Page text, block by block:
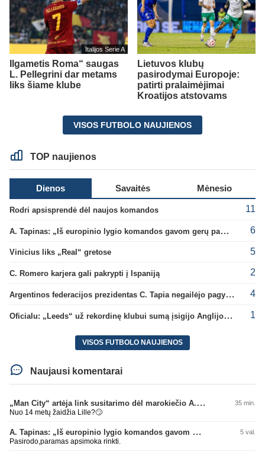
Italijos Serie A
Ilgametis Roma“ saugas
L. Pellegrini dar metams
liks šiame klube
Lietuvos klubų
pasirodymai Europoje:
patirti pralaimėjimai
Kroatijos atstovams
VISOS FUTBOLO NAUJIENOS
TOP naujienos
Dienos Savaitės Mėnesio
Rodri apsisprendė dėl naujos komandos 11
A. Tapinas: „Iš europinio lygio komandos gavom gerų pamokų“ 6
Vinicius liks „Real“ gretose 5
C. Romero karjera gali pakrypti į Ispaniją 2
Argentinos federacijos prezidentas C. Tapia negailėjo pagyrų G. Infantino 4
Oficialu: „Leeds“ už rekordinę klubui sumą įsigijo Anglijos rinktinės vartininką 1
VISOS FUTBOLO NAUJIENOS
Naujausi komentarai
„Man City“ artėja link susitarimo dėl marokiečio A. Bouaddi persikėlimo 35 min.
Nuo 14 metų žaidžia Lille?🙄
A. Tapinas: „Iš europinio lygio komandos gavom gerų pamokų“ 5 val.
Pasirodo,paramas apsimoka rinkti.